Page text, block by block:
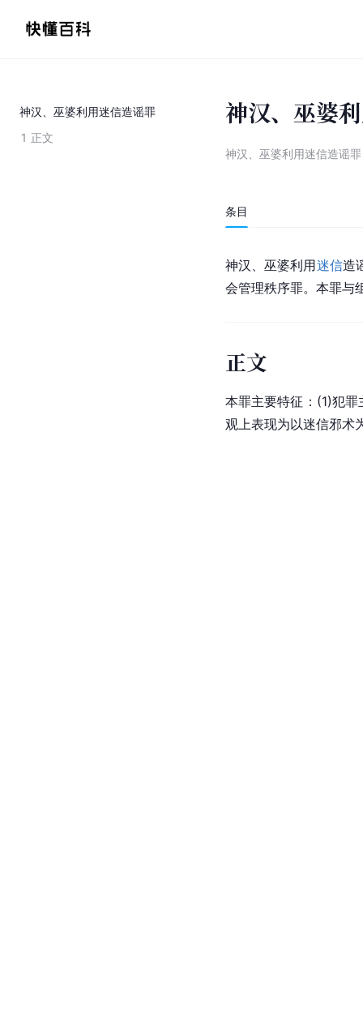
神汉、巫婆利用迷信造谣罪
1 正文
神汉、巫婆
神汉、巫婆利用迷信造谣罪
条目
神汉、巫婆利用迷信造
会管理秩序罪。本罪与
正文
本罪主要特征：(1)犯
观上表现为以迷信邪术